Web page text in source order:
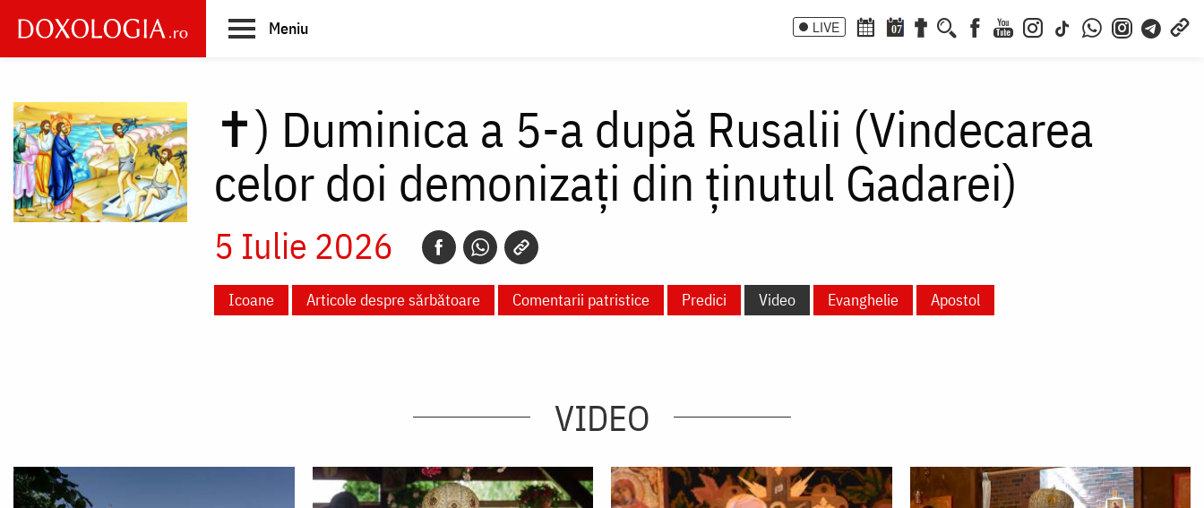
main
Meniu LIVE 07
✝) Duminica a 5-a după Rusalii (Vindecarea
celor doi demonizați din ținutul Gadarei)
5 Iulie 2026
Icoane Articole despre sărbătoare Comentarii patristice Predici Video Evanghelie Apostol
VIDEO